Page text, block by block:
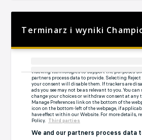
Terminarz i wyniki